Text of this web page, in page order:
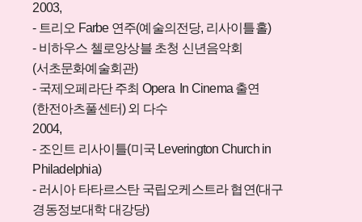
2003,
- 트리오 Farbe 연주(예술의전당, 리사이틀홀)
- 비하우스 첼로앙상블 초청 신년음악회
(서초문화예술회관)
- 국제오페라단 주최 Opera In Cinema 출연
(한전아츠풀센터) 외 다수
2004,
- 조인트 리사이틀(미국 Leverington Church in
Philadelphia)
- 러시아 타타르스탄 국립오케스트라 협연(대구
경동정보대학 대강당)